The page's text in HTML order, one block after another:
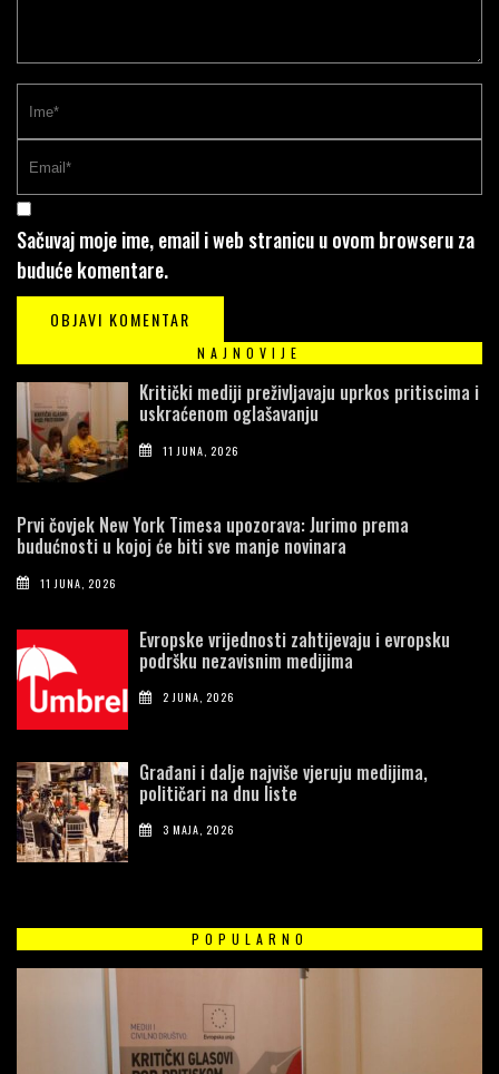
Sačuvaj moje ime, email i web stranicu u ovom browseru za
buduće komentare.
NAJNOVIJE
Kritički mediji preživljavaju uprkos pritiscima i
uskraćenom oglašavanju
11 JUNA, 2026
Prvi čovjek New York Timesa upozorava: Jurimo prema
budućnosti u kojoj će biti sve manje novinara
11 JUNA, 2026
Evropske vrijednosti zahtijevaju i evropsku
podršku nezavisnim medijima
2 JUNA, 2026
Građani i dalje najviše vjeruju medijima,
političari na dnu liste
3 MAJA, 2026
POPULARNO